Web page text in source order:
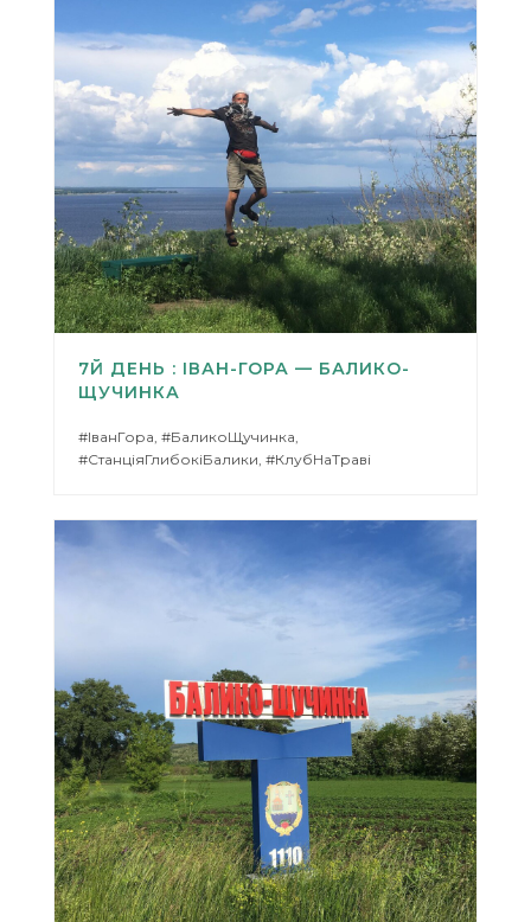
7Й ДЕНЬ : ІВАН-ГОРА — БАЛИКО-
ЩУЧИНКА
#ІванГора, #БаликоЩучинка,
#СтанціяГлибокіБалики, #КлубНаТраві